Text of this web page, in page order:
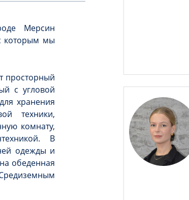
Мерсин
которым мы
просторный
с угловой
хранения
техники,
комнату,
В
одежды и
обеденная